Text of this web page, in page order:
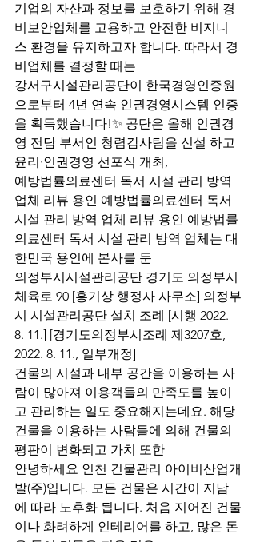
기업의 자산과 정보를 보호하기 위해 경
비보안업체를 고용하고 안전한 비지니
스 환경을 유지하고자 합니다. 따라서 경
비업체를 결정할 때는
강서구시설관리공단이 한국경영인증원
으로부터 4년 연속 인권경영시스템 인증
을 획득했습니다!✨ 공단은 올해 인권경
영 전담 부서인 청렴감사팀을 신설 하고
윤리·인권경영 선포식 개최,
예방법률의료센터 독서 시설 관리 방역
업체 리뷰 용인 예방법률의료센터 독서
시설 관리 방역 업체 리뷰 용인 예방법률
의료센터 독서 시설 관리 방역 업체는 대
한민국 용인에 본사를 둔
의정부시시설관리공단 경기도 의정부시
체육로 90 [홍기상 행정사 사무소] 의정부
시 시설관리공단 설치 조례 [시행 2022.
8. 11.] [경기도의정부시조례 제3207호,
2022. 8. 11., 일부개정]
건물의 시설과 내부 공간을 이용하는 사
람이 많아져 이용객들의 만족도를 높이
고 관리하는 일도 중요해지는데요. 해당
건물을 이용하는 사람들에 의해 건물의
평판이 변화되고 가치 또한
안녕하세요 인천 건물관리 아이비산업개
발(주)입니다. 모든 건물은 시간이 지남
에 따라 노후화 됩니다. 처음 지어진 건물
이나 화려하게 인테리어를 하고, 많은 돈